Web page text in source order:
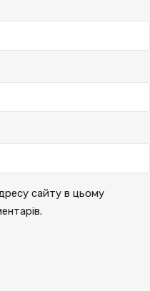
сайту в цьому